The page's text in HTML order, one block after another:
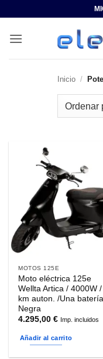
contenido
Inicio /
MOTOS 125E
Moto eléctrica 125e
Wellta Artica / 4000W
km auton. /Una
Negra
4.295,00€ Imp. incluidos
Añadir al carrito